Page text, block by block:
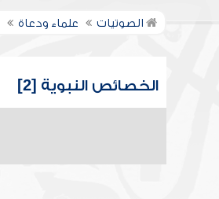
الصوتيات علماء ودعاة
الخصائص النبوية [2]